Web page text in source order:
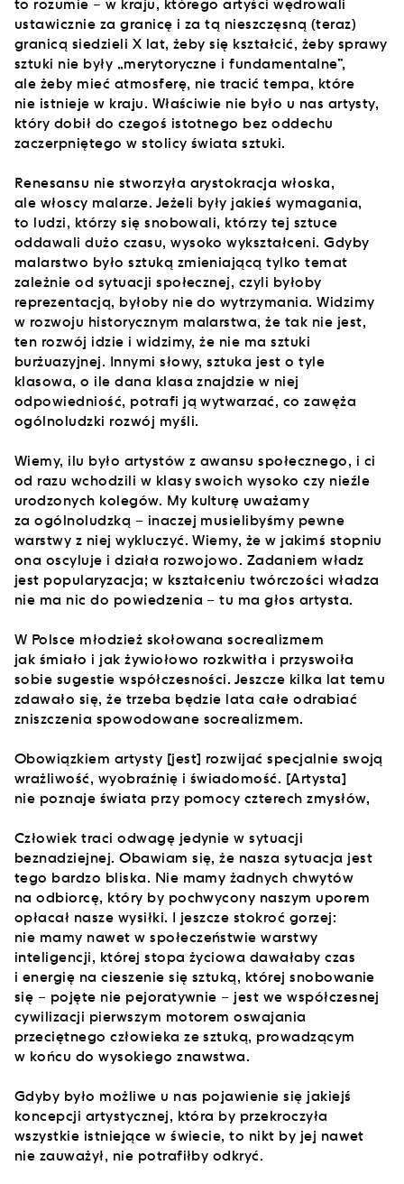
to rozumie – w kraju, którego artyści wędrowali
ustawicznie za granicę i za tą nieszczęsną (teraz)
granicą siedzieli X lat, żeby się kształcić, żeby sprawy
sztuki nie były „merytoryczne i fundamentalne”,
ale żeby mieć atmosferę, nie tracić tempa, które
nie istnieje w kraju. Właściwie nie było u nas artysty,
który dobił do czegoś istotnego bez oddechu
zaczerpniętego w stolicy świata sztuki.
Renesansu nie stworzyła arystokracja włoska,
ale włoscy malarze. Jeżeli były jakieś wymagania,
to ludzi, którzy się snobowali, którzy tej sztuce
oddawali dużo czasu, wysoko wykształceni. Gdyby
malarstwo było sztuką zmieniającą tylko temat
zależnie od sytuacji społecznej, czyli byłoby
reprezentacją, byłoby nie do wytrzymania. Widzimy
w rozwoju historycznym malarstwa, że tak nie jest,
ten rozwój idzie i widzimy, że nie ma sztuki
burżuazyjnej. Innymi słowy, sztuka jest o tyle
klasowa, o ile dana klasa znajdzie w niej
odpowiedniość, potrafi ją wytwarzać, co zawęża
ogólnoludzki rozwój myśli.
Wiemy, ilu było artystów z awansu społecznego, i ci
od razu wchodzili w klasy swoich wysoko czy nieźle
urodzonych kolegów. My kulturę uważamy
za ogólnoludzką – inaczej musielibyśmy pewne
warstwy z niej wykluczyć. Wiemy, że w jakimś stopniu
ona oscyluje i działa rozwojowo. Zadaniem władz
jest popularyzacja; w kształceniu twórczości władza
nie ma nic do powiedzenia – tu ma głos artysta.
W Polsce młodzież skołowana socrealizmem
jak śmiało i jak żywiołowo rozkwitła i przyswoiła
sobie sugestie współczesności. Jeszcze kilka lat temu
zdawało się, że trzeba będzie lata całe odrabiać
zniszczenia spowodowane socrealizmem.
Obowiązkiem artysty [jest] rozwijać specjalnie swoją
wrażliwość, wyobraźnię i świadomość. [Artysta]
nie poznaje świata przy pomocy czterech zmysłów,
Człowiek traci odwagę jedynie w sytuacji
beznadziejnej. Obawiam się, że nasza sytuacja jest
tego bardzo bliska. Nie mamy żadnych chwytów
na odbiorcę, który by pochwycony naszym uporem
opłacał nasze wysiłki. I jeszcze stokroć gorzej:
nie mamy nawet w społeczeństwie warstwy
inteligencji, której stopa życiowa dawałaby czas
i energię na cieszenie się sztuką, której snobowanie
się – pojęte nie pejoratywnie – jest we współczesnej
cywilizacji pierwszym motorem oswajania
przeciętnego człowieka ze sztuką, prowadzącym
w końcu do wysokiego znawstwa.
Gdyby było możliwe u nas pojawienie się jakiejś
koncepcji artystycznej, która by przekroczyła
wszystkie istniejące w świecie, to nikt by jej nawet
nie zauważył, nie potrafiłby odkryć.